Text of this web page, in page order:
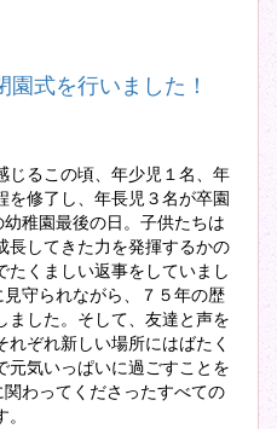
式を行いました！
るこの頃、年少児１名、年
修了し、年長児３名が卒園
稚園最後の日。子供たちは
長してきた力を発揮するかの
くましい返事をしていまし
守られながら、７５年の歴
ました。そして、友達と声を
ぞれ新しい場所にはばたく
元気いっぱいに過ごすことを
わってくださったすべての